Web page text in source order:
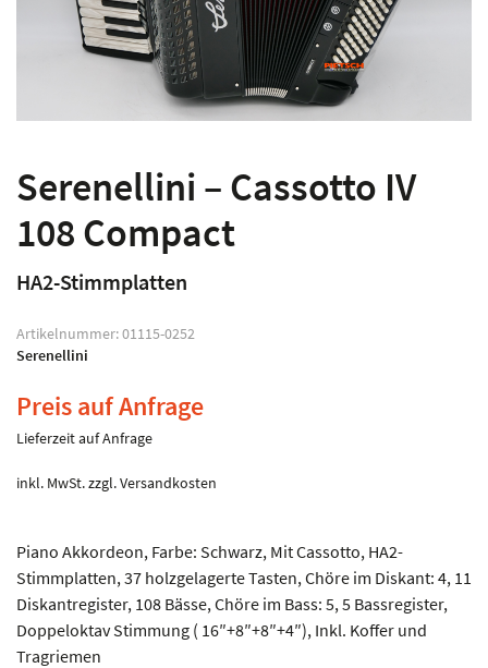
Serenellini – Cassotto IV
108 Compact
HA2-Stimmplatten
Artikelnummer:01115-0252
Serenellini
Preis auf Anfrage
Lieferzeit auf Anfrage
inkl. MwSt.zzgl.Versandkosten
Piano Akkordeon, Farbe: Schwarz, Mit Cassotto, HA2-
Stimmplatten, 37 holzgelagerte Tasten, Chöre im Diskant: 4, 11
Diskantregister, 108 Bässe, Chöre im Bass: 5, 5 Bassregister,
Doppeloktav Stimmung ( 16″+8″+8″+4″), Inkl. Koffer und
Tragriemen